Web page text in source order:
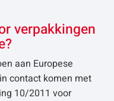
verpakkingen
aan Europese
contact komen met
10/2011 voor